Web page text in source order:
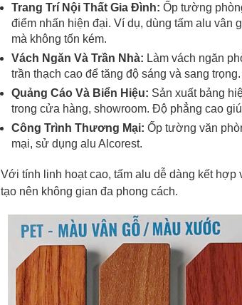
Trang Trí Nội Thất Gia Đình: Ốp tường
điểm nhấn hiện đại. Ví dụ, dùng tấm alu vân
mà không tốn kém.
Vách Ngăn Và Trần Nhà: Làm vách ngăn
trần thạch cao để tăng độ sáng và sang trọng.
Quảng Cáo Và Biển Hiệu: Sản xuất bảng
trong cửa hàng, showroom. Độ phẳng cao
Công Trình Thương Mại: Ốp tường văn
mại, sử dụng alu Alcorest.
Với tính linh hoạt cao, tấm alu dễ dàng kết
tạo nên không gian đa phong cách.